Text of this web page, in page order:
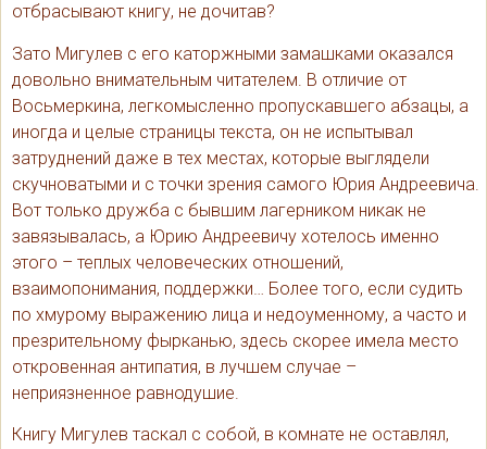
отбрасывают книгу, не дочитав?
Зато Мигулев с его каторжными замашками оказался
довольно внимательным читателем. В отличие от
Восьмеркина, легкомысленно пропускавшего абзацы, а
иногда и целые страницы текста, он не испытывал
затруднений даже в тех местах, которые выглядели
скучноватыми и с точки зрения самого Юрия Андреевича.
Вот только дружба с бывшим лагерником никак не
завязывалась, а Юрию Андреевичу хотелось именно
этого – теплых человеческих отношений,
взаимопонимания, поддержки… Более того, если судить
по хмурому выражению лица и недоуменному, а часто и
презрительному фырканью, здесь скорее имела место
откровенная антипатия, в лучшем случае –
неприязненное равнодушие.
Книгу Мигулев таскал с собой, в комнате не оставлял,